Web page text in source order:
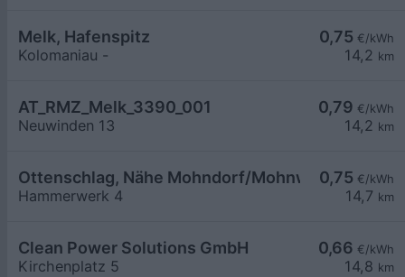
0,75 €/kWh
14,2 km
Melk, Hafenspitz
Kolomaniau -
0,79 €/kWh
14,2 km
AT_RMZ_Melk_3390_001
Neuwinden 13
0,75 €/kWh
14,7 km
Ottenschlag, Nähe Mohndorf/Mohnwirt
Hammerwerk 4
0,66 €/kWh
14,8 km
Clean Power Solutions GmbH
Kirchenplatz 5